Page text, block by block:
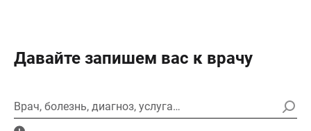
Давайте запишем вас к врачу
Врач, болезнь, диагноз, услуга…